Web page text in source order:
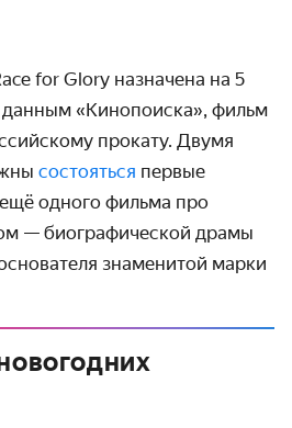
for Glory назначена на 5
данным «Кинопоиска», фильм
прокату. Двумя
состояться первые
одного фильма про
— биографической драмы
знаменитой марки